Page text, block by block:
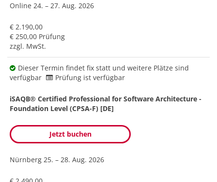
Online 24. – 27. Aug. 2026
€ 2.190,00
€ 250,00 Prüfung
zzgl. MwSt.
Dieser Termin findet fix statt und weitere Plätze sind
verfügbar
Prüfung ist verfügbar
iSAQB® Certified Professional for Software Architecture -
Foundation Level (CPSA-F) [DE]
Jetzt buchen
Nürnberg 25. – 28. Aug. 2026